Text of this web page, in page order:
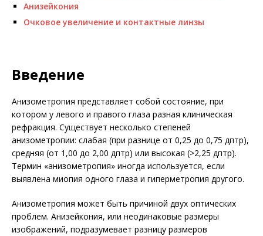
Анизейкония
Очковое увеличение и контактные линзы
Введение
Анизометропия представляет собой состояние, при
котором у левого и правого глаза разная клиническая
рефракция. Существует несколько степеней
анизометропии: слабая (при разнице от 0,25 до 0,75 дптр),
средняя (от 1,00 до 2,00 дптр) или высокая (>2,25 дптр).
Термин «анизометропия» иногда используется, если
выявлена миопия одного глаза и гиперметропия другого.
Анизометропия может быть причиной двух оптических
проблем. Анизейкония, или неодинаковые размеры
изображений, подразумевает разницу размеров